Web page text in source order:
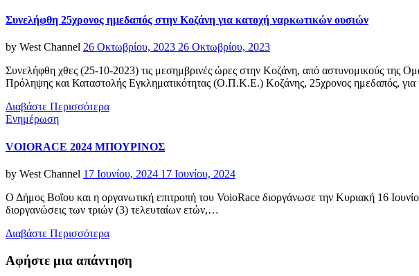
Συνελήφθη 25χρονος ημεδαπός στην Κοζάνη για κατοχή ναρκωτικών ουσιών
by West Channel Posted
26 Οκτωβρίου, 2023 26 Οκτωβρίου, 2023
Συνελήφθη χθες (25-10-2023) τις μεσημβρινές ώρες στην Κοζάνη, από αστυνομικούς
Πρόληψης και Καταστολής Εγκληματικότητας (Ο.Π.Κ.Ε.) Κοζάνης, 25χρονος ημεδαπός,
Διαβάστε Περισσότερα
Categories
Ενημέρωση
VOIORACE 2024 ΜΠΟΥΡΙΝΟΣ
by West Channel Posted
17 Ιουνίου, 2024 17 Ιουνίου, 2024
Ο Δήμος Βοΐου και η οργανωτική επιτροπή του VoioRace διοργάνωσε την Κυριακή 16
διοργανώσεις των τριών (3) τελευταίων ετών,…
Διαβάστε Περισσότερα
Αφήστε μια απάντηση